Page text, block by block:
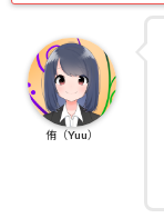
侑（Yuu）